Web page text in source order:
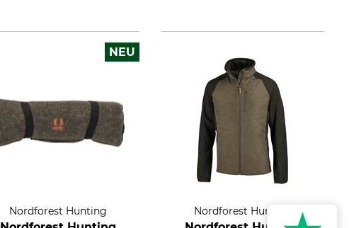
NEU
Nordforest Hunting Nordforest Hunting